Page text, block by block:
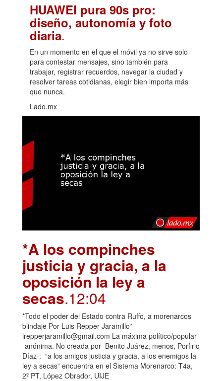
HUAWEI pura 90s pro:
diseño, autonomía y foto
diaria.
En un momento en el que el móvil ya no sirve solo
para contestar mensajes, sino también para
trabajar, registrar recuerdos, navegar la ciudad y
resolver tareas cotidianas, elegir bien importa más
que nunca.
Lado.mx
*A los compinches
justicia y gracia, a la
oposición la ley a
secas.12:04
*Todo el poder del Estado contra Ruffo, a morenarcos
blindaje Por Luis Repper Jaramillo*
lrepperjaramillo@gmail.com La máxima político/popular
-anónima. No creada por Benito Juárez, menos, Porfirio
Díaz-: “a los amigos justicia y gracia, a los enemigos la
ley a secas” encuentra en el Sistema Morenarco: T4a,
2º PT, López Obrador, UIJE